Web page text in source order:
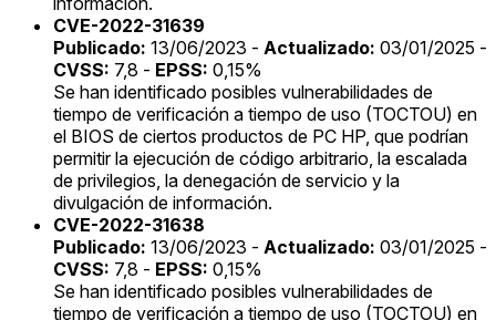
CVE-2022-31639
Publicado: 13/06/2023 - Actualizado: 03/01/2025 -
CVSS: 7,8 - EPSS: 0,15%
Se han identificado posibles vulnerabilidades de
tiempo de verificación a tiempo de uso (TOCTOU) en
el BIOS de ciertos productos de PC HP, que podrían
permitir la ejecución de código arbitrario, la escalada
de privilegios, la denegación de servicio y la
divulgación de información.
CVE-2022-31638
Publicado: 13/06/2023 - Actualizado: 03/01/2025 -
CVSS: 7,8 - EPSS: 0,15%
Se han identificado posibles vulnerabilidades de
tiempo de verificación a tiempo de uso (TOCTOU) en